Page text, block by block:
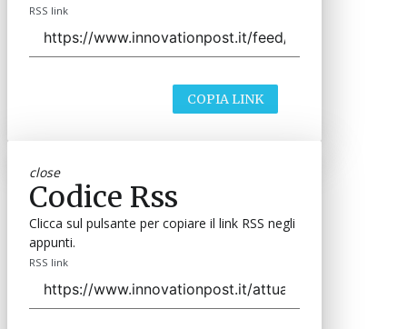
RSS link
COPIA LINK
close
Codice Rss
Clicca sul pulsante per copiare il link RSS negli
appunti.
RSS link